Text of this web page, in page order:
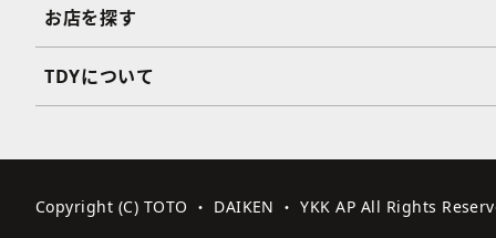
お店を探す
TDYについて
Copyright (C) TOTO ・ DAIKEN ・ YKK AP All Rights